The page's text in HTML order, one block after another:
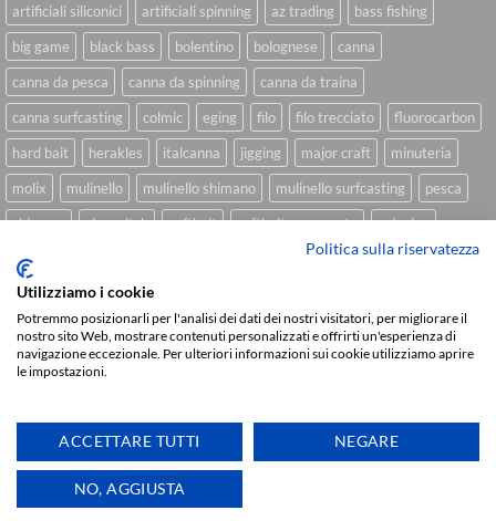
artificiali siliconici
artificiali spinning az trading
bass fishing
big game
black bass bolentino bolognese
canna
canna da pesca
canna da spinning
canna da traina
canna surfcasting
colmic eging filo filo trecciato
fluorocarbon
hard bait
herakles italcanna jigging major craft
minuteria
molix
mulinello mulinello shimano mulinello surfcasting
pesca
shimano
slow pitch softbait softbait yamamoto
spinning
spinning inshore
trecciato trolling tubertini
Sviluppato daWe Blink Design
Delivery
CHI SIAMO BLOG FAQ CONTATTI
Copyright 2026 © IlMaestralePesca.it
Politica sulla riservatezza
Utilizziamo i cookie
Potremmo posizionarli per l'analisi dei dati dei nostri visitatori, per migliorare il
nostro sito Web, mostrare contenuti personalizzati e offrirti un'esperienza di
navigazione eccezionale. Per ulteriori informazioni sui cookie utilizziamo aprire
le impostazioni.
ACCETTARE TUTTI NEGARE
NO, AGGIUSTA